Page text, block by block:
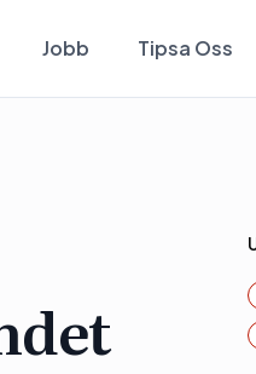
Jobb Tipsa Oss